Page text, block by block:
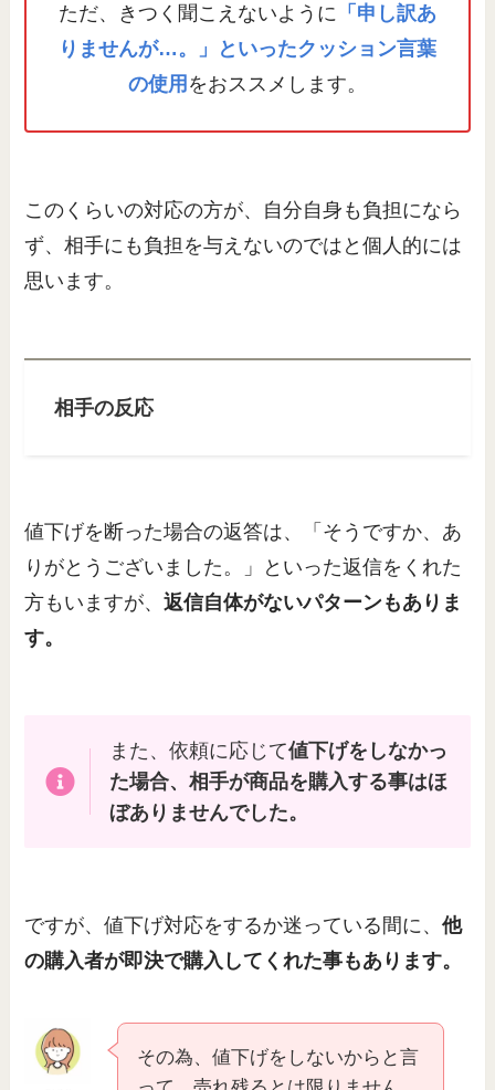
ただ、きつく聞こえないように 「申し訳あ
りませんが…。」といったクッション言葉
の使用 をおススメします。
このくらいの対応の方が、自分自身も負担になら
ず、相手にも負担を与えないのではと個人的には
思います。
相手の反応
値下げを断った場合の返答は、「そうですか、あ
りがとうございました。」といった返信をくれた
方もいますが、返信自体がないパターンもありま
す。
また、依頼に応じて値下げをしなかっ
た場合、相手が商品を購入する事はほ
ぼありませんでした。
ですが、値下げ対応をするか迷っている間に、他
の購入者が即決で購入してくれた事もあります。
その為、値下げをしないからと言